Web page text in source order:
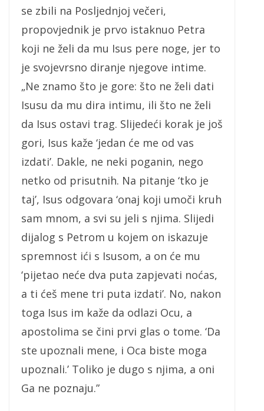
se zbili na Posljednjoj večeri,
propovjednik je prvo istaknuo Petra
koji ne želi da mu Isus pere noge, jer to
je svojevrsno diranje njegove intime.
„Ne znamo što je gore: što ne želi dati
Isusu da mu dira intimu, ili što ne želi
da Isus ostavi trag. Slijedeći korak je još
gori, Isus kaže ‘jedan će me od vas
izdati’. Dakle, ne neki poganin, nego
netko od prisutnih. Na pitanje ‘tko je
taj’, Isus odgovara ‘onaj koji umoči kruh
sam mnom, a svi su jeli s njima. Slijedi
dijalog s Petrom u kojem on iskazuje
spremnost ići s Isusom, a on će mu
‘pijetao neće dva puta zapjevati noćas,
a ti ćeš mene tri puta izdati’. No, nakon
toga Isus im kaže da odlazi Ocu, a
apostolima se čini prvi glas o tome. ‘Da
ste upoznali mene, i Oca biste moga
upoznali.’ Toliko je dugo s njima, a oni
Ga ne poznaju.”